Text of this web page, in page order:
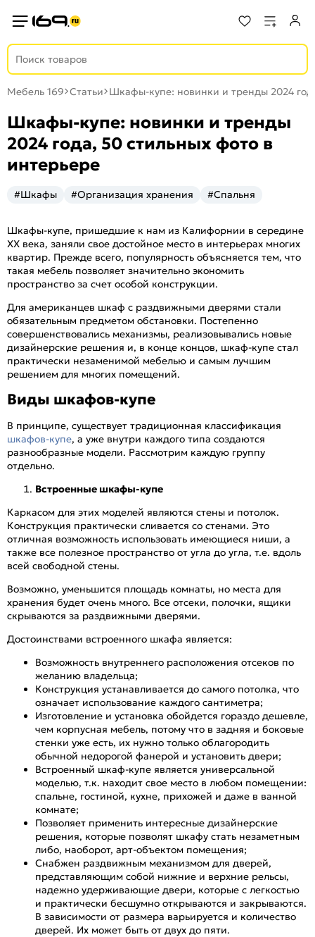
Мебель 169 Статьи Шкафы-купе: новинки и тренды 2024
Шкафы-купе: новинки и тренды
2024 года, 50 стильных фото в
интерьере
#Шкафы #Организация хранения #Спальня
Шкафы-купе, пришедшие к нам из Калифорнии в середине
ХХ века, заняли свое достойное место в интерьерах многих
квартир. Прежде всего, популярность объясняется тем, что
такая мебель позволяет значительно экономить
пространство за счет особой конструкции.
Для американцев шкаф с раздвижными дверями стали
обязательным предметом обстановки. Постепенно
совершенствовались механизмы, реализовывались новые
дизайнерские решения и, в конце концов, шкаф-купе стал
практически незаменимой мебелью и самым лучшим
решением для многих помещений.
Виды шкафов-купе
В принципе, существует традиционная классификация
шкафов-купе, а уже внутри каждого типа создаются
разнообразные модели. Рассмотрим каждую группу
отдельно.
Встроенные шкафы-купе
Каркасом для этих моделей являются стены и потолок.
Конструкция практически сливается со стенами. Это
отличная возможность использовать имеющиеся ниши, а
также все полезное пространство от угла до угла, т.е. вдоль
всей свободной стены.
Возможно, уменьшится площадь комнаты, но места для
хранения будет очень много. Все отсеки, полочки, ящики
скрываются за раздвижными дверями.
Достоинствами встроенного шкафа является:
Возможность внутреннего расположения отсеков по
желанию владельца;
Конструкция устанавливается до самого потолка, что
означает использование каждого сантиметра;
Изготовление и установка обойдется гораздо дешевле,
чем корпусная мебель, потому что в задняя и боковые
стенки уже есть, их нужно только облагородить
обычной недорогой фанерой и установить двери;
Встроенный шкаф-купе является универсальной
моделью, т.к. находит свое место в любом помещении:
спальне, гостиной, кухне, прихожей и даже в ванной
комнате;
Позволяет применить интересные дизайнерские
решения, которые позволят шкафу стать незаметным
либо, наоборот, арт-объектом помещения;
Снабжен раздвижным механизмом для дверей,
представляющим собой нижние и верхние рельсы,
надежно удерживающие двери, которые с легкостью
и практически бесшумно открываются и закрываются.
В зависимости от размера варьируется и количество
дверей. Их может быть от двух до пяти.